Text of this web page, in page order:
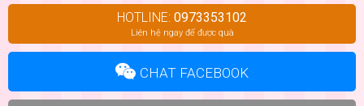
HOTLINE: 0973353102
Liên hệ ngay để được quà
CHAT FACEBOOK